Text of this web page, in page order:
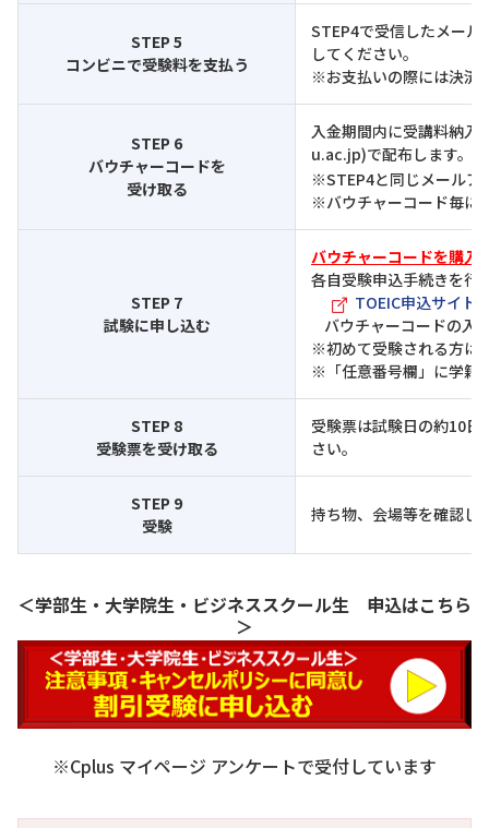
STEP 5
コンビニで受験料を支払う
STEP4で受信したメー
してください。
※お支払いの際には決済
STEP 6
バウチャーコードを
受け取る
入金期間内に受講料納
u.ac.jp)で配布します。
※STEP4と同じメールア
※バウチャーコード毎に
STEP 7
試験に申し込む
バウチャーコードを購入
各自受験申込手続きを行
TOEIC申込サイト
バウチャーコードの入
※初めて受験される方は
※「任意番号欄」に学籍
STEP 8
受験票を受け取る
受験票は試験日の約10日
さい。
STEP 9
受験
持ち物、会場等を確認し
＜学部生・大学院生・ビジネススクール生 申込はこちら
＞
※Cplus マイページ アンケートで受付しています